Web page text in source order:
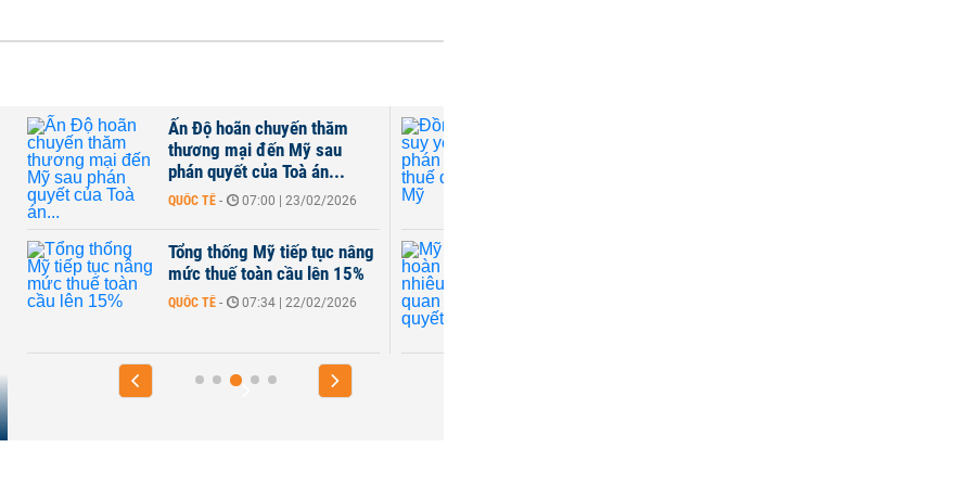
Ấn Độ hoãn chuyến thăm
thương mại đến Mỹ sau
phán quyết của Toà án...
QUỐC TẾ - 07:00 | 23/02/2026
Tổng thống Mỹ tiếp tục nâng
mức thuế toàn cầu lên 15%
QUỐC TẾ - 07:34 | 22/02/2026